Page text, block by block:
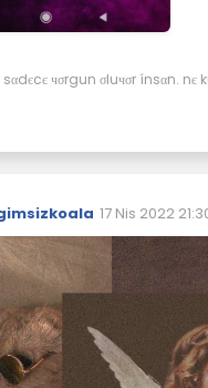
sαdєcє чσrgun σluчσr ínsαn. nє
17 Nis 2022
Son